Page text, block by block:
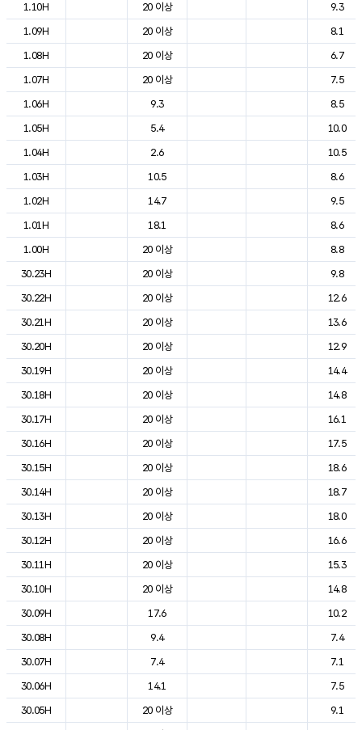
1.10H
20 이상
9.3
1.09H
20 이상
8.1
1.08H
20 이상
6.7
1.07H
20 이상
7.5
1.06H
9.3
8.5
1.05H
5.4
10.0
1.04H
2.6
10.5
1.03H
10.5
8.6
1.02H
14.7
9.5
1.01H
18.1
8.6
1.00H
20 이상
8.8
30.23H
20 이상
9.8
30.22H
20 이상
12.6
30.21H
20 이상
13.6
30.20H
20 이상
12.9
30.19H
20 이상
14.4
30.18H
20 이상
14.8
30.17H
20 이상
16.1
30.16H
20 이상
17.5
30.15H
20 이상
18.6
30.14H
20 이상
18.7
30.13H
20 이상
18.0
30.12H
20 이상
16.6
30.11H
20 이상
15.3
30.10H
20 이상
14.8
30.09H
17.6
10.2
30.08H
9.4
7.4
30.07H
7.4
7.1
30.06H
14.1
7.5
30.05H
20 이상
9.1